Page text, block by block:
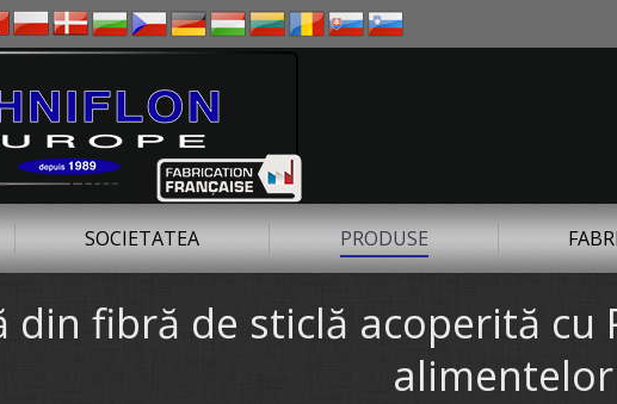
SOCIETATEA PRODUSE
din fibră de sticlă acoperită cu
alimentelor